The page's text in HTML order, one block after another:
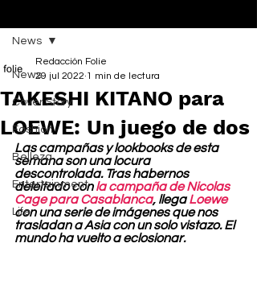
News
Cover Story
Fashion
Belleza
Entertainment
Life
News
TAKESHI KITANO para
LOEWE: Un juego de dos
Redacción Folie
29 jul 2022 1 min de lectura
Las campañas y lookbooks de esta
semana son una locura
descontrolada. Tras habernos
deleitado con la campaña de Nicolas
Cage para Casablanca, llega Loewe
con una serie de imágenes que nos
trasladan a Asia con un solo vistazo. El
mundo ha vuelto a eclosionar.